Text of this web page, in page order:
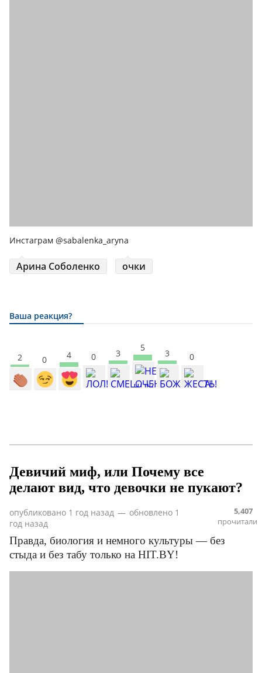
Инстаграм @sabalenka_aryna
Арина Соболенко очки
Ваша реакция?
2 0 4 0 3
5
3 0
Девичий миф, или Почему все
делают вид, что девочки не пукают?
опубликовано 1 год назад — обновлено 1
год назад
5,407
прочитали
Правда, биология и немного культуры — без
стыда и без табу только на HIT.BY!